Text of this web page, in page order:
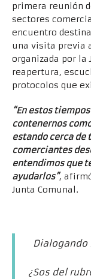
primera reunión
sectores
encuentro
una visita previa
organizada por la
reapertura,
protocolos que
“En estos
contenernos
estando cerca de
comerciantes
entendimos que
ayudarlos”,
Junta Comunal.
Dialogando
¿Sos del